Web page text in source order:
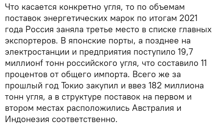
Что касается конкретно угля, то по объемам
поставок энергетических марок по итогам 2021
года Россия заняла третье место в списке главных
экспортеров. В японские порты, а позднее на
электростанции и предприятия поступило 19,7
миллионf тонн российского угля, что составило 11
процентов от общего импорта. Всего же за
прошлый год Токио закупил и ввез 182 миллиона
тонн угля, а в структуре поставок на первом и
втором местах расположились Австралия и
Индонезия соответственно.